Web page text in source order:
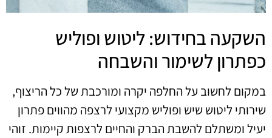
השקעה בחידוש: ליטוש ופוליש
כפתרון לשימור והשבחה
במקום לחשוב על החלפה יקרה ומורכבת של כל הריצוף,
שירותי ליטוש שיש ופוליש מקצועי לרצפה מהווים פתרון
יעיל ומשתלם להשבת הברק והחיים לרצפות קיימות. זוהי